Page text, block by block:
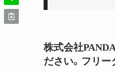
株式会社
ださい。フリー